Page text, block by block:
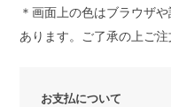
＊画面上の色はブラウザ
あります。ご了承の上ご注
お支払について